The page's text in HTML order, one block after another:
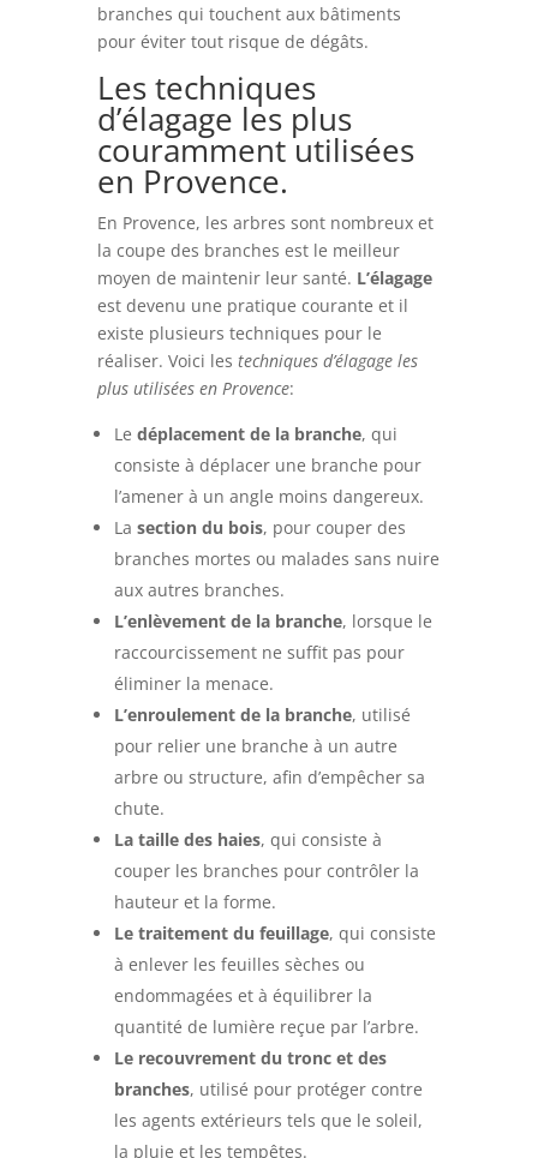
branches qui touchent aux bâtiments
pour éviter tout risque de dégâts.
Les techniques
d’élagage les plus
couramment utilisées
en Provence.
En Provence, les arbres sont nombreux et
la coupe des branches est le meilleur
moyen de maintenir leur santé. L’élagage
est devenu une pratique courante et il
existe plusieurs techniques pour le
réaliser. Voici les techniques d’élagage les
plus utilisées en Provence:
Le déplacement de la branche, qui
consiste à déplacer une branche pour
l’amener à un angle moins dangereux.
La section du bois, pour couper des
branches mortes ou malades sans nuire
aux autres branches.
L’enlèvement de la branche, lorsque le
raccourcissement ne suffit pas pour
éliminer la menace.
L’enroulement de la branche, utilisé
pour relier une branche à un autre
arbre ou structure, afin d’empêcher sa
chute.
La taille des haies, qui consiste à
couper les branches pour contrôler la
hauteur et la forme.
Le traitement du feuillage, qui consiste
à enlever les feuilles sèches ou
endommagées et à équilibrer la
quantité de lumière reçue par l’arbre.
Le recouvrement du tronc et des
branches, utilisé pour protéger contre
les agents extérieurs tels que le soleil,
la pluie et les tempêtes.